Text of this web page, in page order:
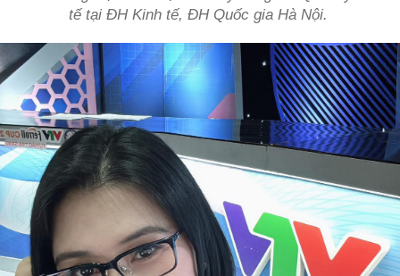
tế tại ĐH Kinh tế, ĐH Quốc gia Hà Nội.